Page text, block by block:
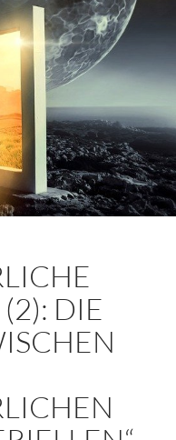
E
DIE B
D
UN